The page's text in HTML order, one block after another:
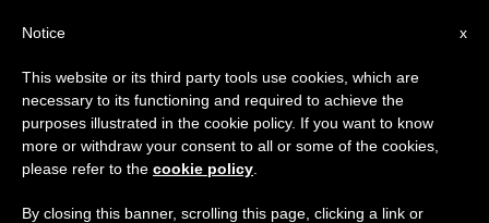
CHIESE LOCALI
x
Notice
This website or its third party tools use cookies, which are
necessary to its functioning and required to achieve the
purposes illustrated in the cookie policy. If you want to know
more or withdraw your consent to all or some of the cookies,
please refer to the cookie policy
By closing this banner, scrolling this page, clicking a link or